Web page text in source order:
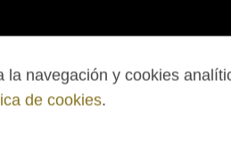
la navegación y cookies
de cookies.